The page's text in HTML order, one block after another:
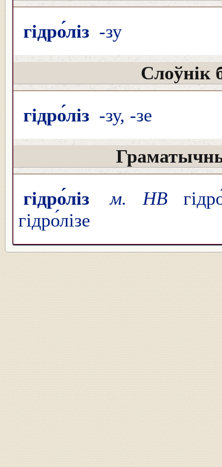
гідро́ліз -зу
Слоўнік
гідро́ліз -зу, -зе
гідро́ліз м. НВ
гідро́лізе